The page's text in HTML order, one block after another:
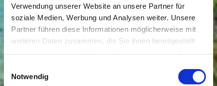
Verwendung unserer Website an unsere Partner für
soziale Medien, Werbung und Analysen weiter. Unsere
Partner führen diese Informationen möglicherweise mit
weiteren Daten zusammen, die Sie ihnen bereitgestellt
Notwendig